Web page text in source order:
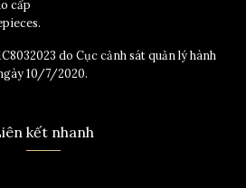
cấp
do Cục cảnh sát quản lý hành
10/7/2020.
kết nhanh